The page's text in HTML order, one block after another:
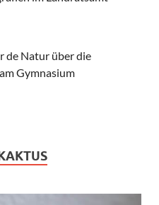
de Natur über die
Gymnasium